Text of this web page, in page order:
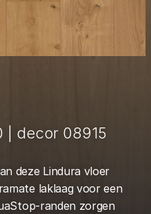
| decor 08915
deze Lindura vloer
laklaag voor een
randen zorgen